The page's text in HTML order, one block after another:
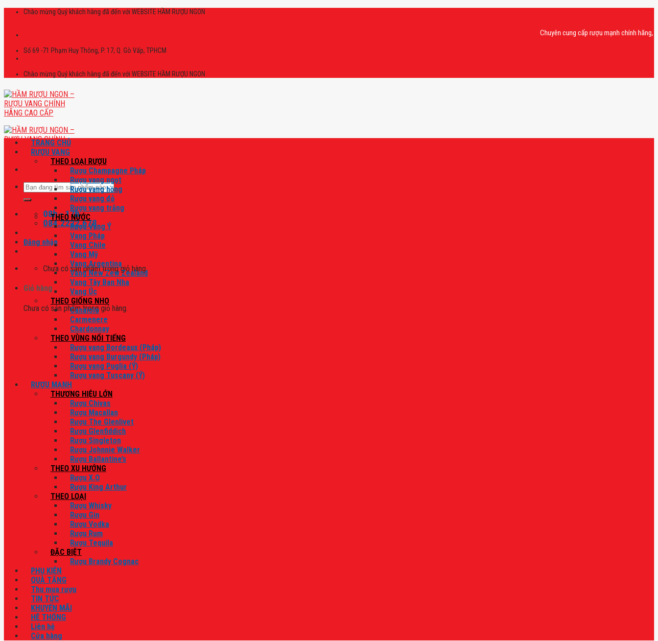
Skip
Chào mừng Quý khách hàng đã đến với WEBSITE HẦM RƯỢU NGON
Chuyên cung cấp rượu mạnh chính hãng, rượu
Số 69 -71 Phạm Huy Thông, P. 17, Q. Gò Vấp, TPHCM
Chào mừng Quý khách hàng đã đến với WEBSITE HẦM RƯỢU NGON
Tìm
kiếm:
08h - 17h
084.2222.678
Đăng nhập
Chưa có sản phẩm trong giỏ hàng.
Giỏ hàng
Chưa có sản phẩm trong giỏ hàng.
TRANG CHỦ
RƯỢU VANG
THEO LOẠI RƯỢU
Rượu Champagne Pháp
Rượu vang ngọt
Rượu vang hồng
Rượu vang đỏ
Rượu vang trắng
THEO NƯỚC
Rượu Vang Ý
Vang Pháp
Vang Chile
Vang Mỹ
Vang Argentina
Vang New Zew Zealand
Vang Tây Ban Nha
Vang Úc
THEO GIỐNG NHO
Canaiolo
Carmenere
Chardonnay
THEO VÙNG NỔI TIẾNG
Rượu vang Bordeaux (Pháp)
Rượu vang Burgundy (Pháp)
Rượu vang Puglia (Ý)
Rượu vang Tuscany (Ý)
RƯỢU MẠNH
THƯƠNG HIỆU LỚN
Rượu Chivas
Rượu Macallan
Rượu The Glenlivet
Rượu Glenfiddich
Rượu Singleton
Rượu Johnnie Walker
Rượu Ballantine’s
THEO XU HƯỚNG
Rượu X.O
Rượu King Arthur
THEO LOẠI
Rượu Whisky
Rượu Gin
Rượu Vodka
Rượu Rum
Rượu Tequila
ĐẶC BIỆT
Rượu Brandy Cognac
PHỤ KIỆN
QUÀ TẶNG
Thu mua rượu
TIN TỨC
KHUYẾN MÃI
HỆ THỐNG
Liên hệ
Cửa hàng